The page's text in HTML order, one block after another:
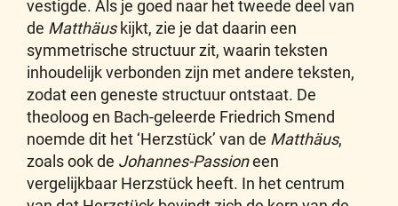
vestigde. Als je goed naar het tweede deel van
de Matthäuskijkt, zie je dat daarin een
symmetrische structuur zit, waarin teksten
inhoudelijk verbonden zijn met andere teksten,
zodat een geneste structuur ontstaat. De
theoloog en Bach-geleerde Friedrich Smend
noemde dit het ‘Herzstück’ van de Matthäus,
zoals ook de Johannes-Passioneen
vergelijkbaar Herzstück heeft. In het centrum